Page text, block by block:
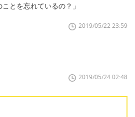
とを忘れているの？」
2019/05/22 23:59
2019/05/24 02:48